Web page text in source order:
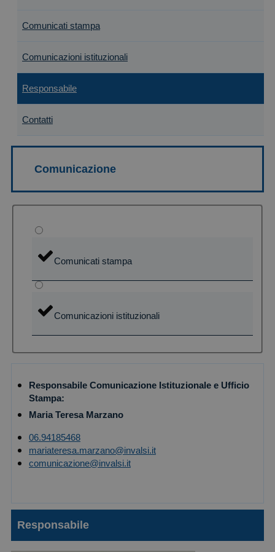
Comunicati stampa
Comunicazioni istituzionali
Responsabile
Contatti
Comunicati stampa
Comunicazioni istituzionali
Responsabile Comunicazione Istituzionale e Ufficio
Stampa:
Maria Teresa Marzano
06.94185468
mariateresa.marzano@invalsi.it
comunicazione@invalsi.it
Responsabile